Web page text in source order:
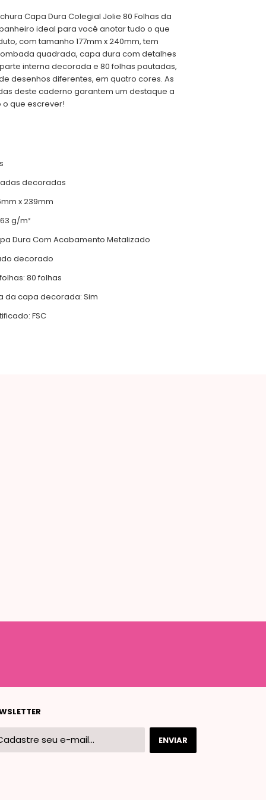
Capa Dura Colegial Jolie 80 Folhas da
ideal para você anotar tudo o que
com tamanho 177mm x 240mm, tem
quadrada, capa dura com detalhes
interna decorada e 80 folhas pautadas,
desenhos diferentes, em quatro cores. As
deste caderno garantem um destaque a
que escrever!
decoradas
x 239mm
g/m²
Dura Com Acabamento Metalizado
decorado
80 folhas
da capa decorada: Sim
FSC